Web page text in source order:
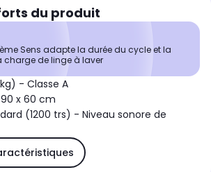
du produit
Sens adapte la durée du cycle et la
charge de linge à laver
- Classe A
90 x 60 cm
(1200 trs) - Niveau sonore de